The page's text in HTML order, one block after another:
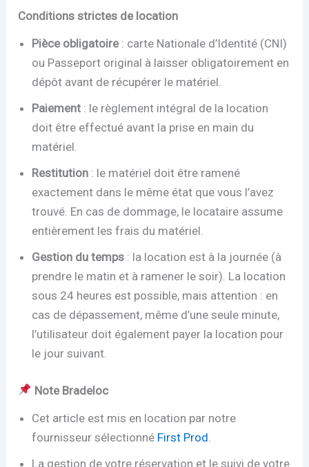
Conditions strictes de location
Pièce obligatoire: carte Nationale d’Identité (CNI)
ou Passeport original à laisser obligatoirement en
dépôt avant de récupérer le matériel.
Paiement : le règlement intégral de la location
doit être effectué avant la prise en main du
matériel.
Restitution : le matériel doit être ramené
exactement dans le même état que vous l’avez
trouvé. En cas de dommage, le locataire assume
entièrement les frais du matériel.
Gestion du temps : la location est à la journée (à
prendre le matin et à ramener le soir). La location
sous 24 heures est possible, mais attention : en
cas de dépassement, même d’une seule minute,
l’utilisateur doit également payer la location pour
le jour suivant.
Note Bradeloc
Cet article est mis en location par notre
fournisseur sélectionné First Prod
La gestion de votre réservation et le suivi de votre